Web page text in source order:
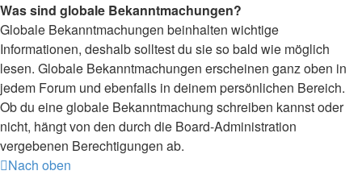
Was sind globale Bekanntmachungen?
Globale Bekanntmachungen beinhalten wichtige
Informationen, deshalb solltest du sie so bald wie möglich
lesen. Globale Bekanntmachungen erscheinen ganz oben in
jedem Forum und ebenfalls in deinem persönlichen Bereich.
Ob du eine globale Bekanntmachung schreiben kannst oder
nicht, hängt von den durch die Board-Administration
vergebenen Berechtigungen ab.
Nach oben